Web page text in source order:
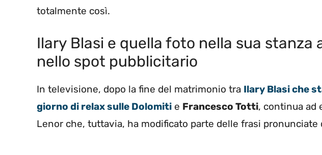
totalmente così.
Ilary Blasi e quella foto nella sua stanza
nello spot pubblicitario
In televisione, dopo la fine del matrimonio tra Ilary Blasi che
giorno di relax sulle Dolomiti e Francesco Totti, continua ad
Lenor che, tuttavia, ha modificato parte delle frasi pronunciate